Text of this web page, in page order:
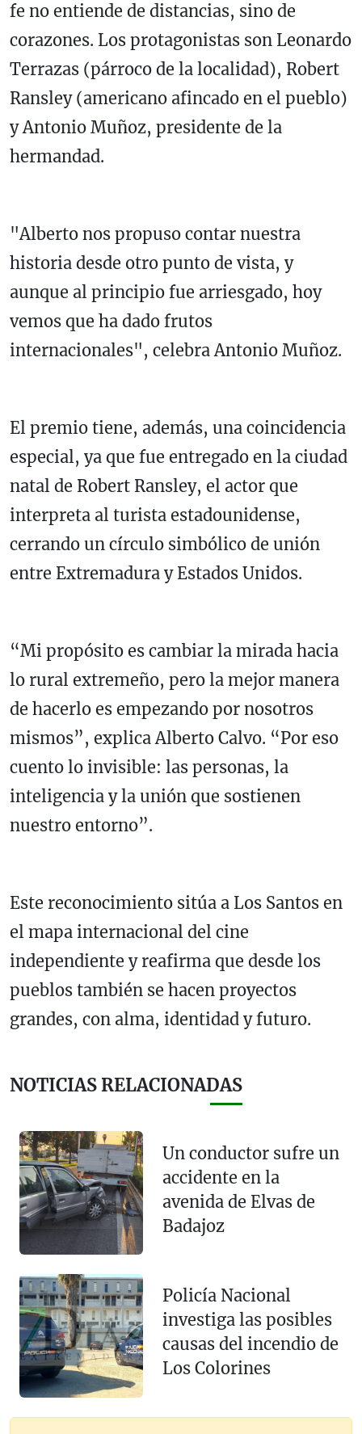
fe no entiende de distancias, sino de
corazones. Los protagonistas son Leonardo
Terrazas (párroco de la localidad), Robert
Ransley (americano afincado en el pueblo)
y Antonio Muñoz, presidente de la
hermandad.
"Alberto nos propuso contar nuestra
historia desde otro punto de vista, y
aunque al principio fue arriesgado, hoy
vemos que ha dado frutos
internacionales", celebra Antonio Muñoz.
El premio tiene, además, una coincidencia
especial, ya que fue entregado en la ciudad
natal de Robert Ransley, el actor que
interpreta al turista estadounidense,
cerrando un círculo simbólico de unión
entre Extremadura y Estados Unidos.
“Mi propósito es cambiar la mirada hacia
lo rural extremeño, pero la mejor manera
de hacerlo es empezando por nosotros
mismos”, explica Alberto Calvo. “Por eso
cuento lo invisible: las personas, la
inteligencia y la unión que sostienen
nuestro entorno”.
Este reconocimiento sitúa a Los Santos en
el mapa internacional del cine
independiente y reafirma que desde los
pueblos también se hacen proyectos
grandes, con alma, identidad y futuro.
NOTICIAS RELACIONADAS
Un conductor sufre un
accidente en la
avenida de Elvas de
Badajoz
Policía Nacional
investiga las posibles
causas del incendio de
Los Colorines